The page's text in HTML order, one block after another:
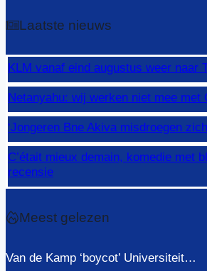
Laatste nieuws
KLM vanaf eind augustus weer naar
Netanyahu: wij werken niet mee met
‘Jongeren Bne Akiva misdroegen
C’était mieux demain, komedie met
recensie
Meest gelezen
Van de Kamp ‘boycot’ Universiteit…